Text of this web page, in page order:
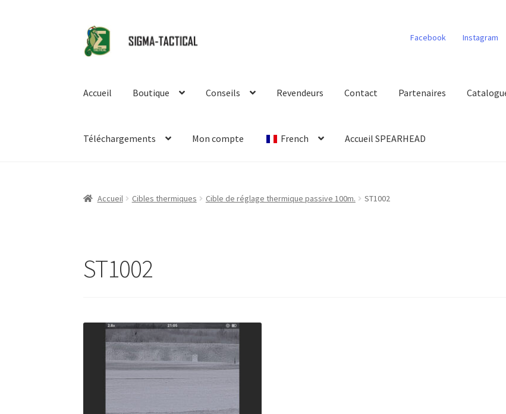
Aller
à
la
Aller
au
contenu
Facebook Instagram
Accueil Boutique Conseils Revendeurs Contact Partenaires
Téléchargements Mon compte French Accueil SPEARHEAD
Accueil Cibles thermiques Cible de réglage thermique passive 100m. ST1002
ST1002